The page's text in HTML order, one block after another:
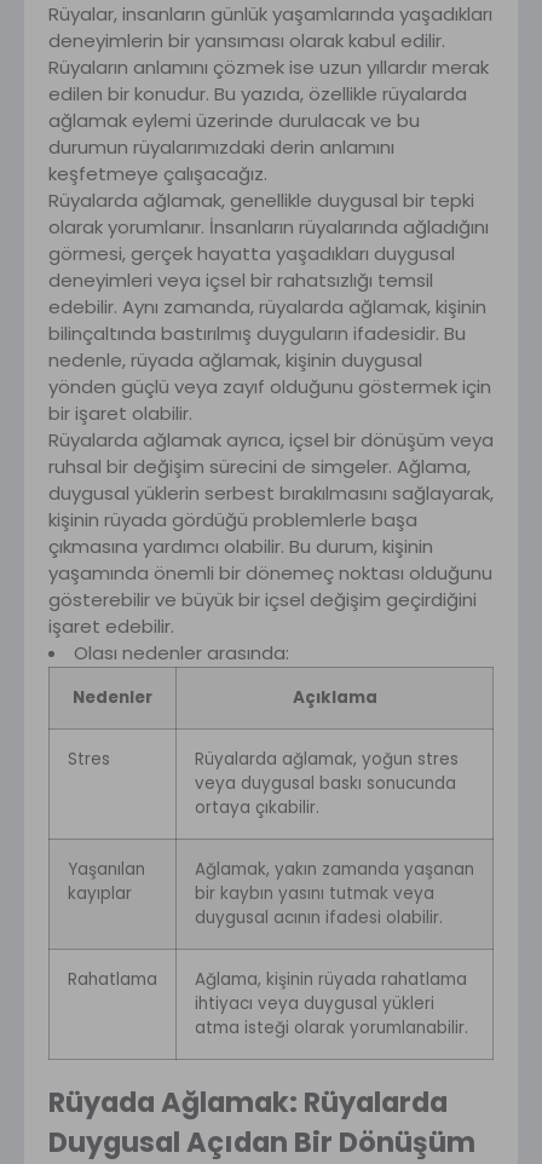
Rüyalar, insanların günlük yaşamlarında yaşadıkları
deneyimlerin bir yansıması olarak kabul edilir.
Rüyaların anlamını çözmek ise uzun yıllardır merak
edilen bir konudur. Bu yazıda, özellikle rüyalarda
ağlamak eylemi üzerinde durulacak ve bu
durumun rüyalarımızdaki derin anlamını
keşfetmeye çalışacağız.
Rüyalarda ağlamak, genellikle duygusal bir tepki
olarak yorumlanır. İnsanların rüyalarında ağladığını
görmesi, gerçek hayatta yaşadıkları duygusal
deneyimleri veya içsel bir rahatsızlığı temsil
edebilir. Aynı zamanda, rüyalarda ağlamak, kişinin
bilinçaltında bastırılmış duyguların ifadesidir. Bu
nedenle, rüyada ağlamak, kişinin duygusal
yönden güçlü veya zayıf olduğunu göstermek için
bir işaret olabilir.
Rüyalarda ağlamak ayrıca, içsel bir dönüşüm veya
ruhsal bir değişim sürecini de simgeler. Ağlama,
duygusal yüklerin serbest bırakılmasını sağlayarak,
kişinin rüyada gördüğü problemlerle başa
çıkmasına yardımcı olabilir. Bu durum, kişinin
yaşamında önemli bir dönemeç noktası olduğunu
gösterebilir ve büyük bir içsel değişim geçirdiğini
işaret edebilir.
Olası nedenler arasında:
Nedenler Açıklama
Stres
Rüyalarda ağlamak, yoğun stres
veya duygusal baskı sonucunda
ortaya çıkabilir.
Yaşanılan
kayıplar
Ağlamak, yakın zamanda yaşanan
bir kaybın yasını tutmak veya
duygusal acının ifadesi olabilir.
Rahatlama
Ağlama, kişinin rüyada rahatlama
ihtiyacı veya duygusal yükleri
atma isteği olarak yorumlanabilir.
Rüyada Ağlamak: Rüyalarda
Duygusal Açıdan Bir Dönüşüm